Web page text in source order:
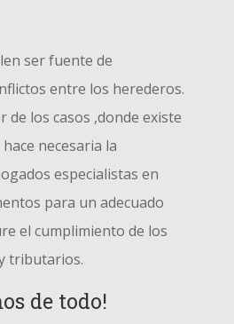
ser fuente de
entre los herederos.
de los casos ,donde existe
necesaria la
especialistas en
para un adecuado
el cumplimiento de los
tributarios.
de todo!